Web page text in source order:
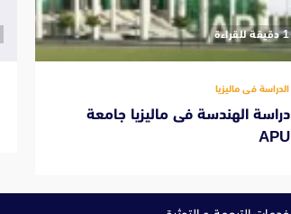
‫1 دقيقة للقراءة
الدراسة فى ماليزيا
دراسة الهندسة فى ماليزيا جامعة
APU